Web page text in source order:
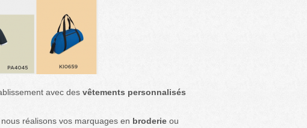
avec des vêtements personnalisés
, nous réalisons vos marquages en broderie ou